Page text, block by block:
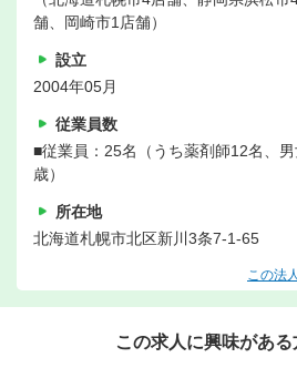
舗、岡崎市1店舗）
設立
2004年05月
従業員数
■従業員：25名（うち薬剤師12名、
歳）
所在地
北海道札幌市北区新川3条7-1-65
この法
この求人に興味がある